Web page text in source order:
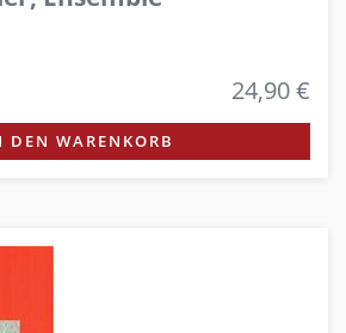
24,90 €
DEN WARENKORB